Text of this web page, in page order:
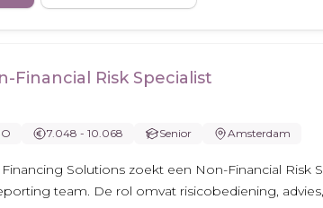
Financial Risk Specialist
7.048 - 10.068 Senior Amsterdam
Solutions zoekt een Non-Financial Risk
team. De rol omvat risicobediening,